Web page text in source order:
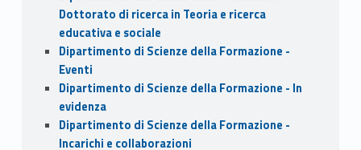
Dottorato di ricerca in Teoria e ricerca
educativa e sociale
Dipartimento di Scienze della Formazione -
Eventi
Dipartimento di Scienze della Formazione - In
evidenza
Dipartimento di Scienze della Formazione -
Incarichi e collaborazioni